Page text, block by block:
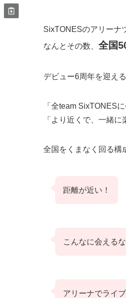
SixTONESのアリーナ
なんとその数、 全国
デビュー6周年を迎え
「全team SixTONES
「より近くで、一緒に
全国をくまなく回る構
距離が近い！
こんなに会える
アリーナでライ